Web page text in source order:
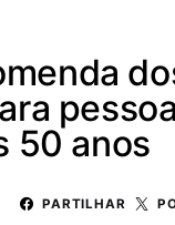
50 anos
PARTILHAR